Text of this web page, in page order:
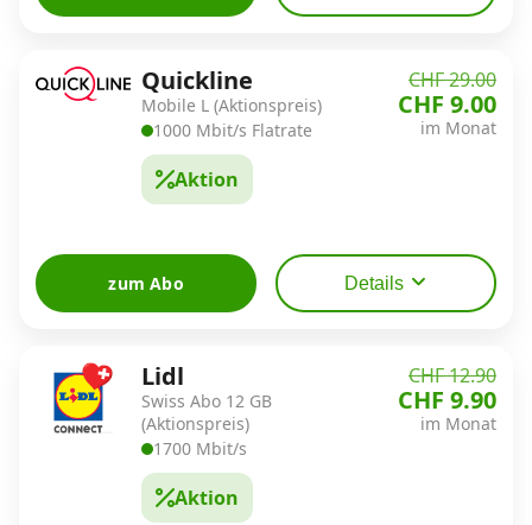
AGB·Impressum
Quickline
Mobile L (Aktionspreis)
1000 Mbit/s Flatrate
Aktion
CHF 29.00
CHF 9.00
im Monat
zum Abo Details
Lidl
Swiss Abo 12 GB
(Aktionspreis)
1700 Mbit/s
Aktion
CHF 12.90
CHF 9.90
im Monat